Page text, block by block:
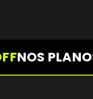
NOS